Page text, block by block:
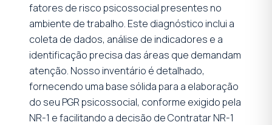
fatores de risco psicossocial presentes no
ambiente de trabalho. Este diagnóstico inclui a
coleta de dados, análise de indicadores e a
identificação precisa das áreas que demandam
atenção. Nosso inventário é detalhado,
fornecendo uma base sólida para a elaboração
do seu PGR psicossocial, conforme exigido pela
NR-1 e facilitando a decisão de Contratar NR-1